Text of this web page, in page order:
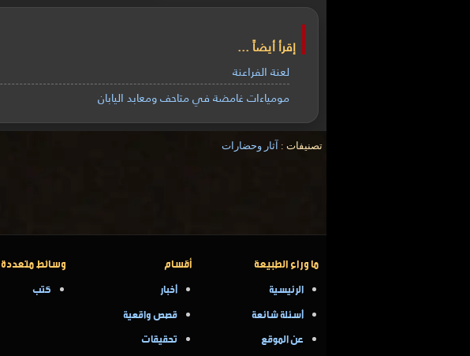
إقرأ أيضاً ...
لعنة الفراعنة
مومياءات غامضة في متاحف ومعابد اليابان
تصنيفات : آثار وحضارات
ما وراء الطبيعة
الرئيسية
أسئلة شائعة
عن الموقع
أقسام
أخبار
قصص واقعية
تحقيقات
وسائط متعددة
كتب